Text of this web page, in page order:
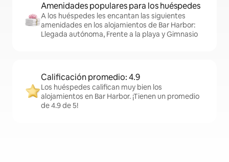
Amenidades populares para los huéspedes
A los huéspedes les encantan las siguientes
amenidades en los alojamientos de Bar Harbor:
Llegada autónoma, Frente a la playa y Gimnasio
Calificación promedio: 4.9
Los huéspedes califican muy bien los
alojamientos en Bar Harbor. ¡Tienen un promedio
de 4.9 de 5!